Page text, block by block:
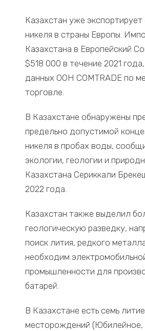
Казахстан уже экспортирует
никеля в страны Европы.
Казахстана в Европейский
$518 000 в течение 2021
данных ООН COMTRADE по
торговле.
В Казахстане обнаружены
предельно допустимой
никеля в пробах воды,
экологии, геологии и
Казахстана Сериккали
2022 года.
Казахстан также выделил
геологическую разведку,
поиск лития, редкого
необходим
промышленности для
батарей.
В Казахстане есть семь
месторождений (Юбилейное,